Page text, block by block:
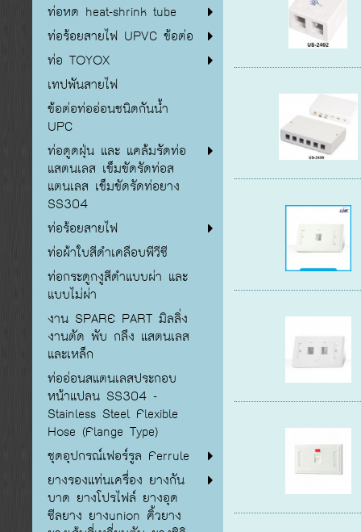
ท่อหด heat-shrink tube
ท่อร้อยสายไฟ UPVC ข้อต่อ
ท่อ TOYOX
เทปพันสายไฟ
ข้อต่อท่ออ่อนชนิดกันน้ำ
UPC
ท่อดูดฝุ่น และ แคล้มรัดท่อ
แสตนเลส เข็มขัดรัดท่อส
แตนเลส เข็มขัดรัดท่อยาง
SS304
ท่อร้อยสายไฟ
ท่อผ้าใบสีดำเคลือบพีวีซี
ท่อกระดูกงูสีดำแบบผ่า และ
แบบไม่ผ่า
งาน SPARE PART มิลลิ่ง
งานตัด พับ กลึง แสตนเลส
และเหล็ก
ท่ออ่อนสแตนเลสประกอบ
หน้าแปลน SS304 -
Stainless Steel Flexible
Hose (Flange Type)
ชุดอุปกรณ์เฟอร์รูล Ferrule
ยางรองแท่นเครื่อง ยางกัน
บาด ยางโปรไฟล์ ยางอุด
ซีลยาง ยางunion คิ้วยาง